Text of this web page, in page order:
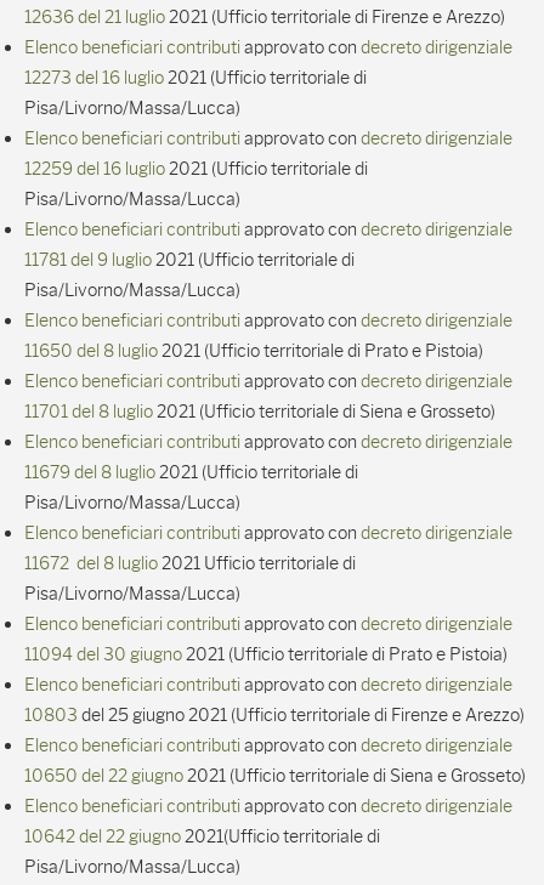
12636 del 21 luglio2021 (Ufficio territoriale di Firenze e Arezzo)
Elenco beneficiari contributi approvato con decreto dirigenziale
12273 del 16 luglio2021 (Ufficio territoriale di
Pisa/Livorno/Massa/Lucca)
Elenco beneficiari contributi approvato con decreto dirigenziale
12259 del 16 luglio2021 (Ufficio territoriale di
Pisa/Livorno/Massa/Lucca)
Elenco beneficiari contributi approvato con decreto dirigenziale
11781 del 9 luglio2021 (Ufficio territoriale di
Pisa/Livorno/Massa/Lucca)
Elenco beneficiari contributi approvato con decreto dirigenziale
11650 del 8 luglio2021 (Ufficio territoriale di Prato e Pistoia)
Elenco beneficiari contributi approvato con decreto dirigenziale
11701 del 8 luglio2021 (Ufficio territoriale di Siena e Grosseto)
Elenco beneficiari contributi approvato con decreto dirigenziale
11679 del 8 luglio2021 (Ufficio territoriale di
Pisa/Livorno/Massa/Lucca)
Elenco beneficiari contributi approvato con decreto dirigenziale
11672 del 8 luglio2021 Ufficio territoriale di
Pisa/Livorno/Massa/Lucca)
Elenco beneficiari contributi approvato con decreto dirigenziale
11094 del 30 giugno2021 (Ufficio territoriale di Prato e Pistoia)
Elenco beneficiari contributi approvato con decreto dirigenziale
10803 del 25 giugno 2021 (Ufficio territoriale di Firenze e Arezzo)
Elenco beneficiari contributi approvato con decreto dirigenziale
10650 del 22 giugno2021 (Ufficio territoriale di Siena e Grosseto)
Elenco beneficiari contributi approvato con decreto dirigenziale
10642 del 22 giugno2021(Ufficio territoriale di
Pisa/Livorno/Massa/Lucca)